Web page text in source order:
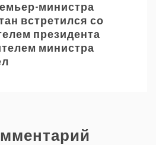
министра
встретился со
президента
министра